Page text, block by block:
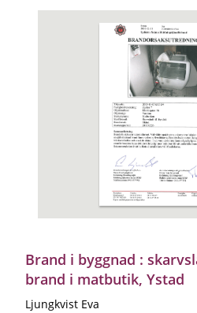
Brand i byggnad :
brand i matbutik, Ystad
Ljungkvist Eva